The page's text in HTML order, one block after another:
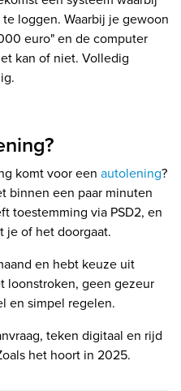
loggen. Waarbij je gewoon
euro" en de computer
kan of niet. Volledig
komt voor een autolening?
binnen een paar minuten
toestemming via PSD2, en
je of het doorgaat.
en hebt keuze uit
loonstroken, geen gezeur
en simpel regelen.
teken digitaal en rijd
het hoort in 2025.